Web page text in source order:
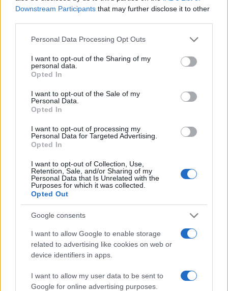
Downstream Participants that may further disclose it to other
Please note that this website/app uses one or more Google
not limited to your visit or usage behaviour. You may click to
grant or deny consent to Google and its third-party tags to
use your data for below specified purposes in below Google
consent section.
Personal Data Processing Opt Outs
I want to opt-out of the Sharing of my
personal data.
Opted In
I want to opt-out of the Sale of my
Personal Data.
Opted In
I want to opt-out of processing my
Personal Data for Targeted Advertising.
Opted In
I want to opt-out of Collection, Use,
Retention, Sale, and/or Sharing of my
Personal Data that Is Unrelated with the
Purposes for which it was collected.
Opted Out
Google consents
I want to allow Google to enable storage
related to advertising like cookies on web or
device identifiers in apps.
I want to allow my user data to be sent to
Google for online advertising purposes.
NECROLOGIE
Mario Malu
Paolo Pinna
I nostri cari
I nostri cari
I nostri cari